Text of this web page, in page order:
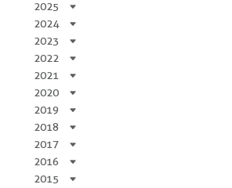
2025
2024
2023
2022
2021
2020
2019
2018
2017
2016
2015